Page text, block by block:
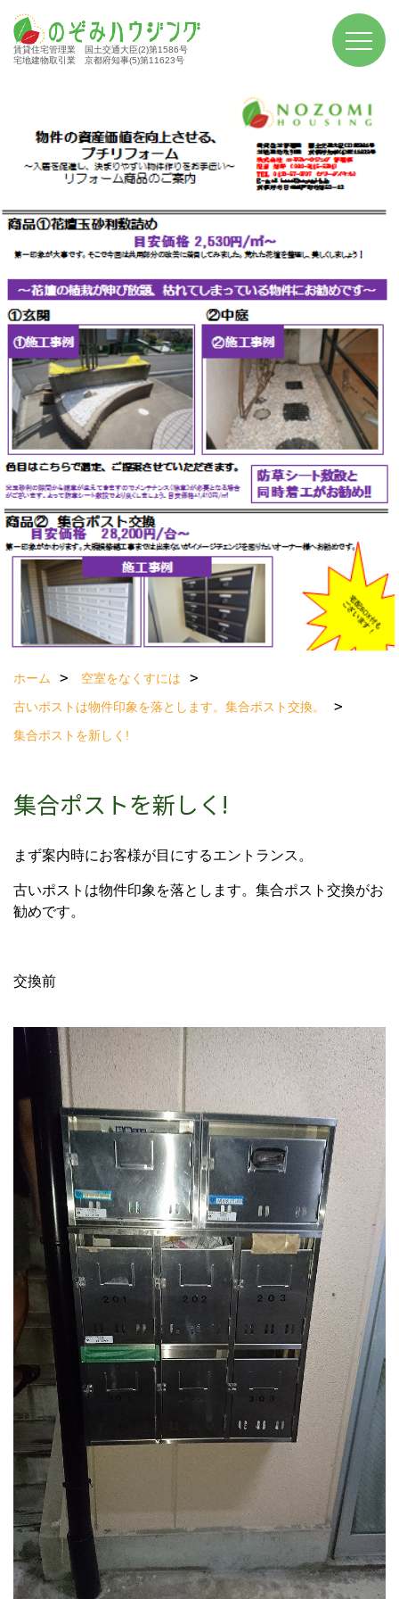
賃貸住宅管理業 国土交通大臣(2)第1586号
宅地建物取引業 京都府知事(5)第11623号
ホーム
空室をなくすには
古いポストは物件印象を落とします。集合ポスト交換。
集合ポストを新しく!
集合ポストを新しく!
まず案内時にお客様が目にするエントランス。
古いポストは物件印象を落とします。集合ポスト交換がお
勧めです。
交換前